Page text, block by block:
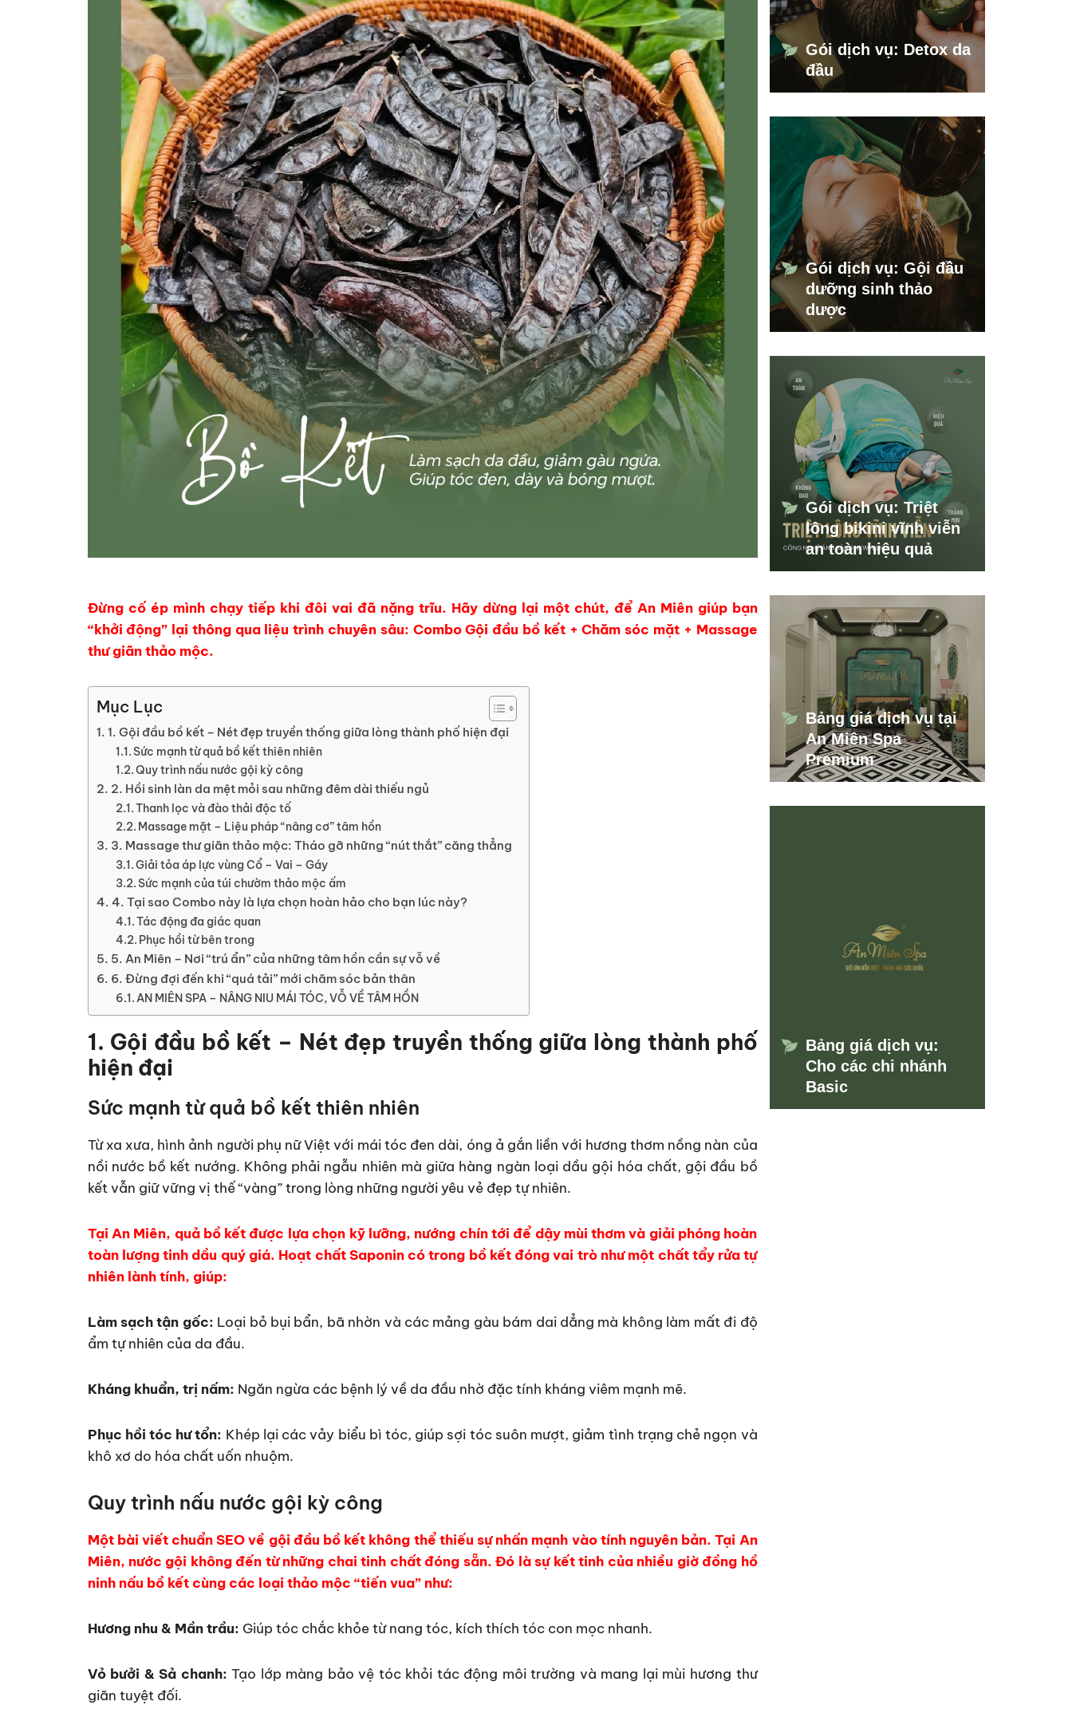
Đừng cố ép mình chạy tiếp khi đôi vai đã nặng trĩu. Hãy dừng lại một chút, để An Miên giúp bạn
“khởi động” lại thông qua liệu trình chuyên sâu: Combo Gội đầu bồ kết + Chăm sóc mặt + Massage
thư giãn thảo mộc.
Mục Lục
1. Gội đầu bồ kết – Nét đẹp truyền thống giữa lòng thành phố hiện đại
Sức mạnh từ quả bồ kết thiên nhiên
Quy trình nấu nước gội kỳ công
2. Hồi sinh làn da mệt mỏi sau những đêm dài thiếu ngủ
Thanh lọc và đào thải độc tố
Massage mặt – Liệu pháp “nâng cơ” tâm hồn
3. Massage thư giãn thảo mộc: Tháo gỡ những “nút thắt” căng thẳng
Giải tỏa áp lực vùng Cổ – Vai – Gáy
Sức mạnh của túi chườm thảo mộc ấm
4. Tại sao Combo này là lựa chọn hoàn hảo cho bạn lúc này?
Tác động đa giác quan
Phục hồi từ bên trong
5. An Miên – Nơi “trú ẩn” của những tâm hồn cần sự vỗ về
6. Đừng đợi đến khi “quá tải” mới chăm sóc bản thân
AN MIÊN SPA – NÂNG NIU MÁI TÓC, VỖ VỀ TÂM HỒN
1. Gội đầu bồ kết – Nét đẹp truyền thống giữa lòng thành phố
hiện đại
Sức mạnh từ quả bồ kết thiên nhiên
Từ xa xưa, hình ảnh người phụ nữ Việt với mái tóc đen dài, óng ả gắn liền với hương thơm nồng nàn của
nồi nước bồ kết nướng. Không phải ngẫu nhiên mà giữa hàng ngàn loại dầu gội hóa chất, gội đầu bồ
kết vẫn giữ vững vị thế “vàng” trong lòng những người yêu vẻ đẹp tự nhiên.
Tại An Miên, quả bồ kết được lựa chọn kỹ lưỡng, nướng chín tới để dậy mùi thơm và giải phóng hoàn
toàn lượng tinh dầu quý giá. Hoạt chất Saponin có trong bồ kết đóng vai trò như một chất tẩy rửa tự
nhiên lành tính, giúp:
Làm sạch tận gốc: Loại bỏ bụi bẩn, bã nhờn và các mảng gàu bám dai dẳng mà không làm mất đi độ
ẩm tự nhiên của da đầu.
Kháng khuẩn, trị nấm: Ngăn ngừa các bệnh lý về da đầu nhờ đặc tính kháng viêm mạnh mẽ.
Phục hồi tóc hư tổn: Khép lại các vảy biểu bì tóc, giúp sợi tóc suôn mượt, giảm tình trạng chẻ ngọn và
khô xơ do hóa chất uốn nhuộm.
Quy trình nấu nước gội kỳ công
Một bài viết chuẩn SEO về gội đầu bồ kết không thể thiếu sự nhấn mạnh vào tính nguyên bản. Tại An
Miên, nước gội không đến từ những chai tinh chất đóng sẵn. Đó là sự kết tinh của nhiều giờ đồng hồ
ninh nấu bồ kết cùng các loại thảo mộc “tiến vua” như:
Hương nhu & Mần trầu: Giúp tóc chắc khỏe từ nang tóc, kích thích tóc con mọc nhanh.
Vỏ bưởi & Sả chanh: Tạo lớp màng bảo vệ tóc khỏi tác động môi trường và mang lại mùi hương thư
giãn tuyệt đối.
Gói dịch vụ: Detox da
đầu
Gói dịch vụ: Gội đầu
dưỡng sinh thảo
dược
Gói dịch vụ: Triệt
lông bikini vĩnh viễn
an toàn hiệu quả
Bảng giá dịch vụ tại
An Miên Spa
Premium
Bảng giá dịch vụ:
Cho các chi nhánh
Basic